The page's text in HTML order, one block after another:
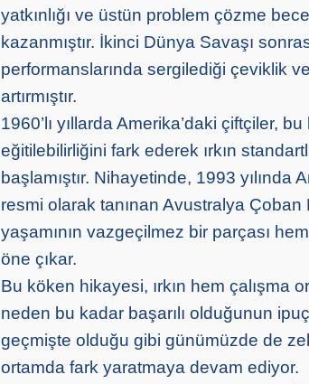
yatkınlığı ve üstün problem çözme
kazanmıştır. İkinci Dünya Savaşı
performanslarında sergilediği çeviklik
artırmıştır.
1960’lı yıllarda Amerika’daki çiftçiler,
eğitilebilirliğini fark ederek ırkın
başlamıştır. Nihayetinde, 1993
resmi olarak tanınan Avustralya
yaşamının vazgeçilmez bir parçası
öne çıkar.
Bu köken hikayesi, ırkın hem çalışma
neden bu kadar başarılı olduğunun
geçmişte olduğu gibi günümüzde de
ortamda fark yaratmaya devam ediyor.